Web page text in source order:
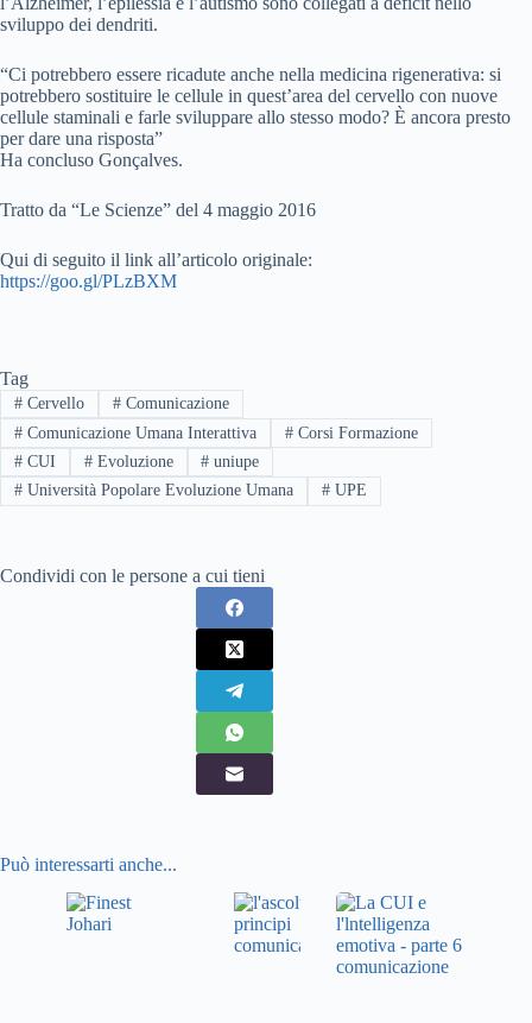
sviluppo dei dendriti.
“Ci potrebbero essere ricadute anche nella medicina rigenerativa: si
potrebbero sostituire le cellule in quest’area del cervello con nuove
cellule staminali e farle sviluppare allo stesso modo? È ancora presto
per dare una risposta”
Ha concluso Gonçalves.
Tratto da “Le Scienze” del 4 maggio 2016
Qui di seguito il link all’articolo originale:
https://goo.gl/PLzBXM
Tag
#Cervello #Comunicazione
#Comunicazione Umana Interattiva #Corsi Formazione
#CUI #Evoluzione # uniupe
#Università Popolare Evoluzione Umana #UPE
Condividi con le persone a cui tieni
Può interessarti anche...